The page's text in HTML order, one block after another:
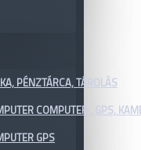
PÉNZTÁRCA, TÁROLÁS
COMPUTER , GPS,
GPS